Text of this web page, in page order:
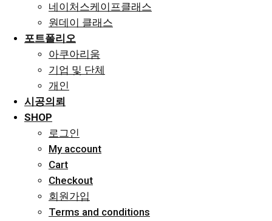
네이처스케이프클래스
원데이 클래스
포트폴리오
아쿠아리움
기업 및 단체
개인
시공의뢰
SHOP
로그인
My account
Cart
Checkout
회원가입
Terms and conditions